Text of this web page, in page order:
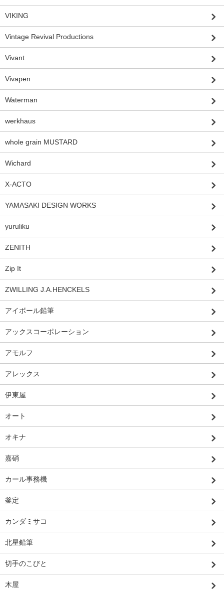
VIKING
Vintage Revival Productions
Vivant
Vivapen
Waterman
werkhaus
whole grain MUSTARD
Wichard
X-ACTO
YAMASAKI DESIGN WORKS
yuruliku
ZENITH
Zip It
ZWILLING J.A.HENCKELS
アイボール鉛筆
アックスコーポレーション
アモルフ
アレックス
伊東屋
オート
オキナ
嘉硝
カール事務機
釜定
カンダミサコ
北星鉛筆
切手のこびと
木屋